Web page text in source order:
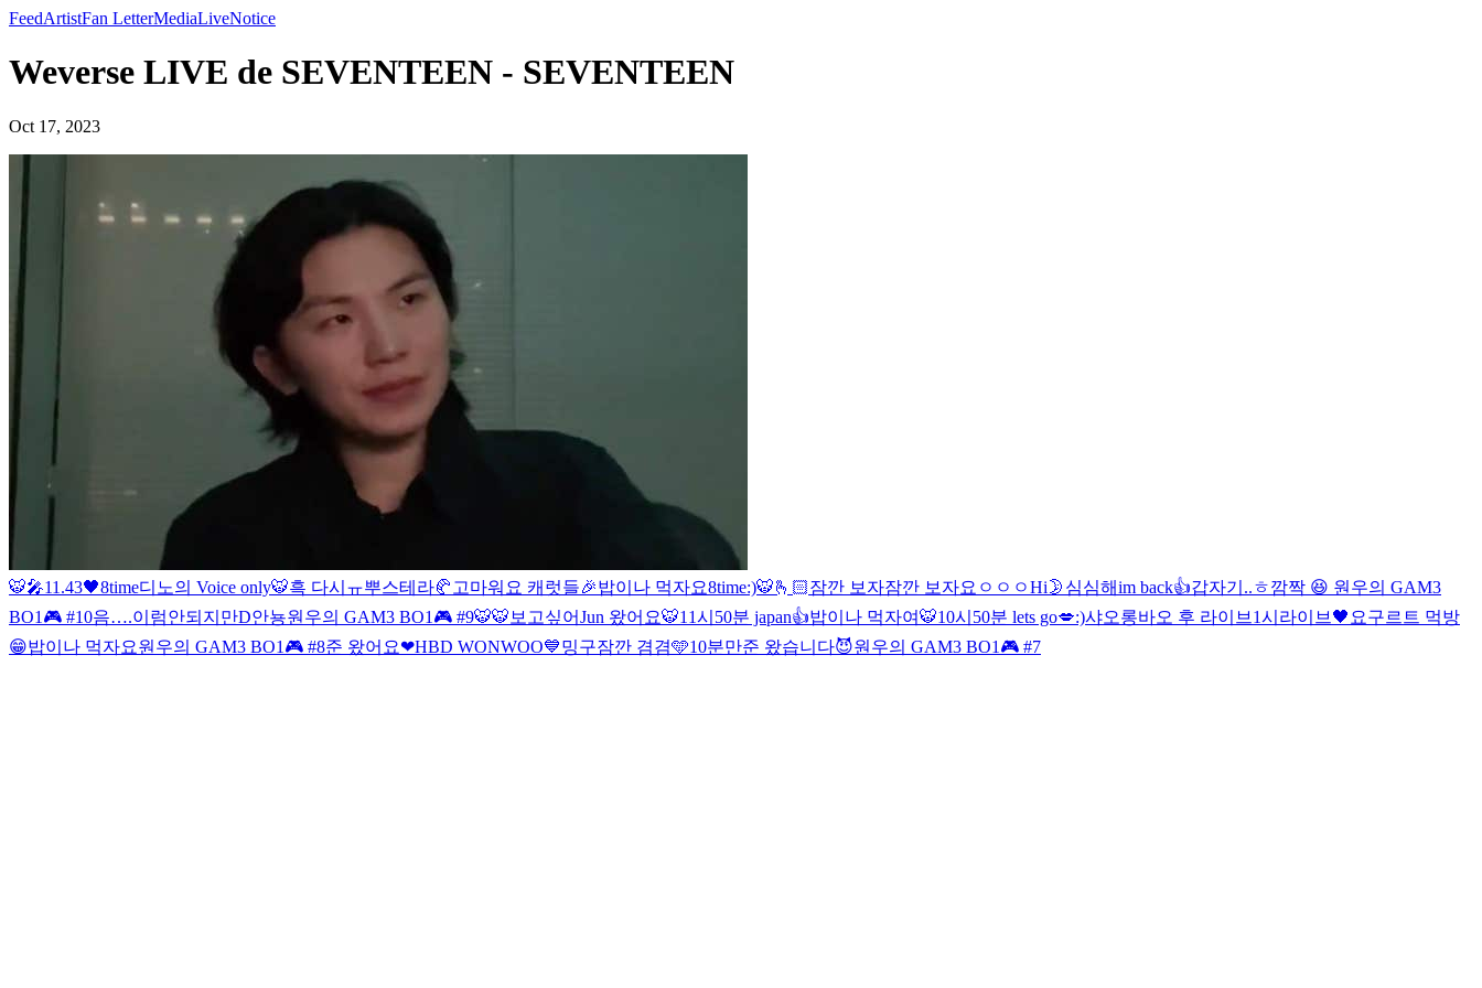
FeedArtistFan LetterMediaLiveNotice
Weverse LIVE de SEVENTEEN - SEVENTEEN
Oct 17, 2023
🐯🎤11.43🖤8time디노의 Voice only🐯흑 다시ㅠ뿌스테라🥐 고마워요 캐럿들🎉밥이나 먹자요8time:)🐯🫰🏻잠깐 보자잠깐 보자요 ㅇ ㅇ ㅇHi🌛 심심해im back👍갑자기..ㅎ깜짝 😆 원우의 GAM3
BO1🎮 #10음….이럼안되지만D안뇽원우의 GAM3 BO1🎮 #9🐯🐯 보고싶어Jun 왔어요🐯11시50분 japan👍밥이나 먹자여🐯10시50분 lets go💋:)샤오롱바오 후 라이브 1시라이브🖤 요구르트 먹방
😁밥이나 먹자요원우의 GAM3 BO1🎮 #8준 왔어요❤HBD WONWOO💙밍구잠깐 겸겸🩵10분만준 왔습니다😈원우의 GAM3 BO1🎮 #7